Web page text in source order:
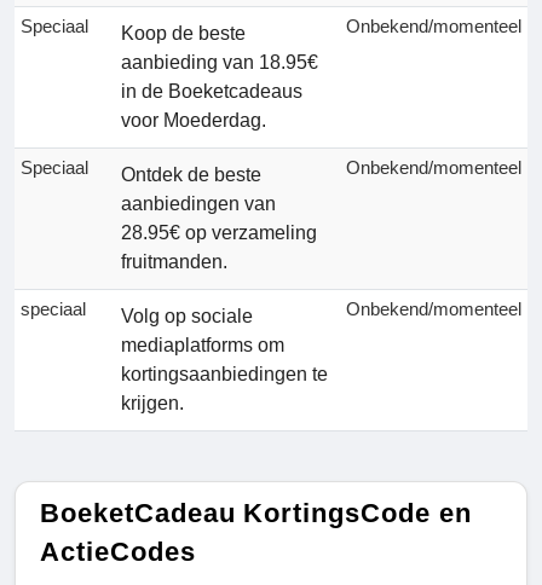
Speciaal
Koop de beste
aanbieding van 18.95€
in de Boeketcadeaus
voor Moederdag.
Onbekend/momenteel
Speciaal
Ontdek de beste
aanbiedingen van
28.95€ op verzameling
fruitmanden.
Onbekend/momenteel
speciaal
Volg op sociale
mediaplatforms om
kortingsaanbiedingen te
krijgen.
Onbekend/momenteel
BoeketCadeau KortingsCode en
ActieCodes